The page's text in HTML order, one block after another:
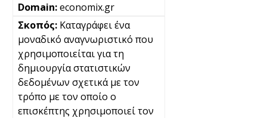
economix.gr
Καταγράφει ένα
μοναδικό αναγνωριστικό που
χρησιμοποιείται για τη
δημιουργία στατιστικών
δεδομένων σχετικά με τον
τρόπο με τον οποίο ο
επισκέπτης χρησιμοποιεί τον